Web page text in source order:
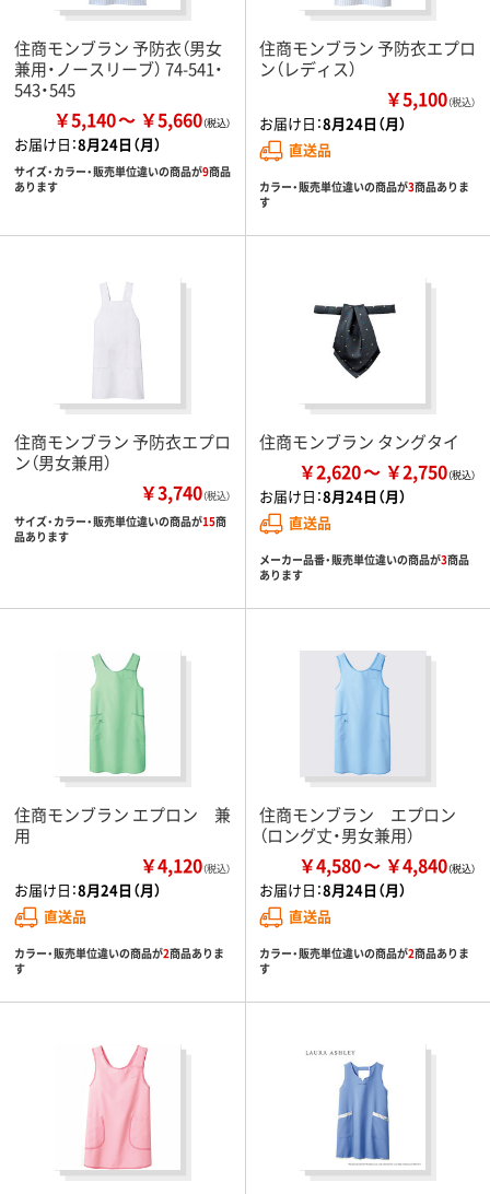
住商モンブラン 予防衣（男女
兼用・ノースリーブ） 74-541・
543・545
￥5,140 ￥5,660
お届け日：8月24日（月）
サイズ・カラー・販売単位違いの商品が9商品
あります
住商モンブラン 予防衣エプロ
ン（レディス）
￥5,100（税込）
お届け日：8月24日（月）
直送品
カラー・販売単位違いの商品が3商品ありま
す
住商モンブラン 予防衣エプロ
ン（男女兼用）
￥3,740（税込）
サイズ・カラー・販売単位違いの商品が15商
品あります
住商モンブラン タングタイ
￥2,620 ￥2,750
お届け日：8月24日（月）
直送品
メーカー品番・販売単位違いの商品が3商品
あります
住商モンブラン エプロン 兼
用
￥4,120（税込）
お届け日：8月24日（月）
直送品
カラー・販売単位違いの商品が2商品ありま
す
住商モンブラン エプロン
（ロング丈・男女兼用）
￥4,580 ￥4,840
お届け日：8月24日（月）
直送品
カラー・販売単位違いの商品が2商品ありま
す